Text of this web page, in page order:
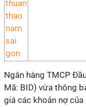
Ngân hàng TMCP
Mã: BID) vừa thông
giá các khoản nợ của